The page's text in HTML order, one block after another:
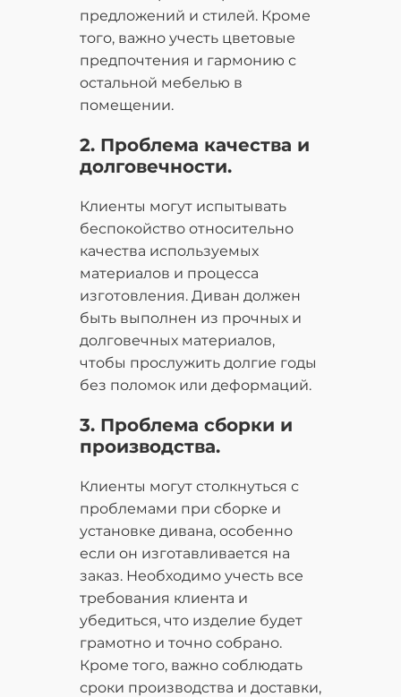
предложений и стилей. Кроме
того, важно учесть цветовые
предпочтения и гармонию с
остальной мебелью в
помещении.
2. Проблема качества и
долговечности.
Клиенты могут испытывать
беспокойство относительно
качества используемых
материалов и процесса
изготовления. Диван должен
быть выполнен из прочных и
долговечных материалов,
чтобы прослужить долгие годы
без поломок или деформаций.
3. Проблема сборки и
производства.
Клиенты могут столкнуться с
проблемами при сборке и
установке дивана, особенно
если он изготавливается на
заказ. Необходимо учесть все
требования клиента и
убедиться, что изделие будет
грамотно и точно собрано.
Кроме того, важно соблюдать
сроки производства и доставки,